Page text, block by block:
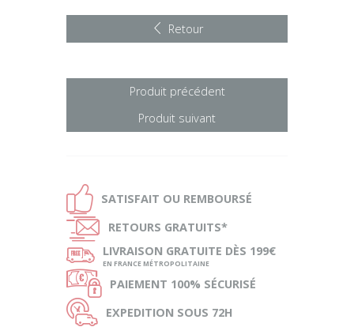
Retour
Produit précédent
Produit suivant
Ð SATISFAIT OU REMBOURSÉ
Ñ RETOURS GRATUITS*
ø LIVRAISON GRATUITE DÈS 199€
EN FRANCE MÉTROPOLITAINE
Ø PAIEMENT 100% SÉCURISÉ
Ù EXPEDITION SOUS 72H